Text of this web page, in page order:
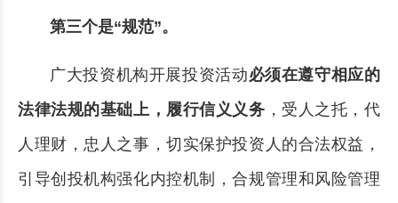
第三个是“规范”。
广大投资机构开展投资活动必须在遵守相应的
法律法规的基础上，履行信义义务 ，受人之托，代
人理财，忠人之事，切实保护投资人的合法权益，
引导创投机构强化内控机制，合规管理和风险管理